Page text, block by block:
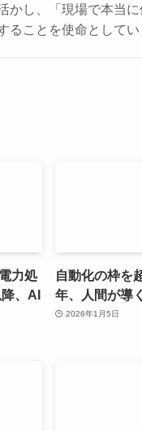
かし、「現場で本当
ることを使命としてい
力処
、AI
自動化の枠を
年、人間が導
2026年1月5日